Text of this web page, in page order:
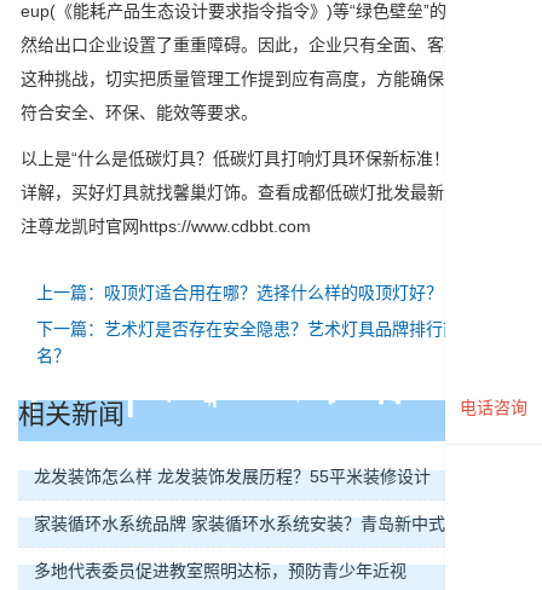
eup(《能耗产品生态设计要求指令指令》)等“绿色壁垒”的存在，仍
然给出口企业设置了重重障碍。因此，企业只有全面、客观地认识
这种挑战，切实把质量管理工作提到应有高度，方能确保出口产品
符合安全、环保、能效等要求。
以上是“什么是低碳灯具？低碳灯具打响灯具环保新标准！”的内容
详解，买好灯具就找馨巢灯饰。查看成都低碳灯批发最新资讯，关
注尊龙凯时官网https://www.cdbbt.com
上一篇：吸顶灯适合用在哪？选择什么样的吸顶灯好？
下一篇：艺术灯是否存在安全隐患？艺术灯具品牌排行前十
名？
相关新闻
龙发装饰怎么样 龙发装饰发展历程？55平米装修设计
家装循环水系统品牌 家装循环水系统安装？青岛新中式装修
多地代表委员促进教室照明达标，预防青少年近视
电话咨询